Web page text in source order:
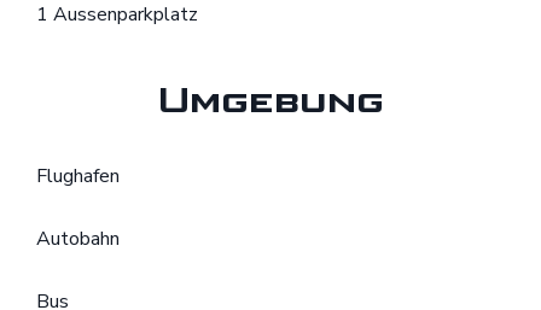
1 Aussenparkplatz
Umgebung
Flughafen
Autobahn
Bus